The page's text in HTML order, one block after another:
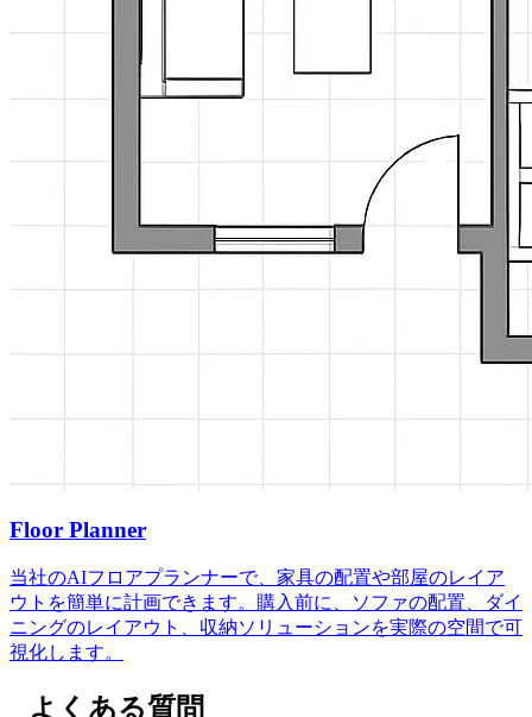
Floor Planner
当社のAIフロアプランナーで、家具の配置や部屋のレイア
ウトを簡単に計画できます。購入前に、ソファの配置、ダイ
ニングのレイアウト、収納ソリューションを実際の空間で可
視化します。
よくある質問